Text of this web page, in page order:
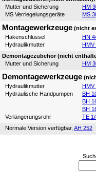
Mutter und Sicherung
HM
MS Verriegelungsgeräte
MS
Montagewerkzeuge (nicht
Hakenschlüssel
HN
Hydraulikmutter
HMV
Demontagezubehör (nicht
Mutter und Sicherung
HM
Demontagewerkzeuge
Hydraulikmutter
HMV
Hydraulische Handpumpen
BH
BH
BH
Verlängerungsrohr
TE 1/
Normale Version verfügbar, AH 252